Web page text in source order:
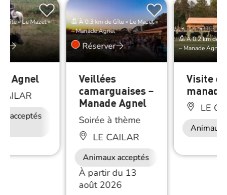
Gîte « Le Mazet »
Agnel
acceptés
Accès Internet
À 0.3 km de Gîte « Le Mazet »
– Manade Agnel
Réserver
Veillées
camarguaises –
Manade Agnel
Soirée à thème
LE CAILAR
Animaux acceptés
À partir du 13
août 2026
À 0.2 km de
– Manade Agnel
Visite
LE
Animaux